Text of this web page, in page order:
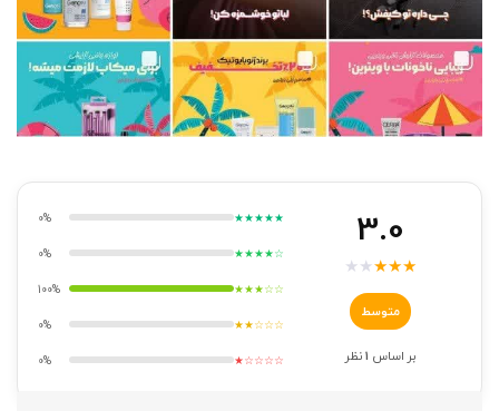
3.0
★
★
★
★
★
متوسط
بر اساس 1نظر
★★★★★
0%
★★★★☆
0%
★★★☆☆
100%
★★☆☆☆
0%
★☆☆☆☆
0%